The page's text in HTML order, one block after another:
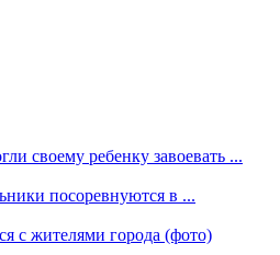
своему ребенку завоевать ...
посоревнуются в ...
с жителями города (фото)